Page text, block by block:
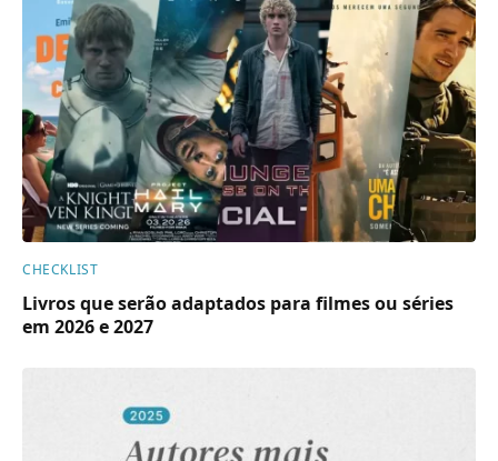
CHECKLIST
Livros que serão adaptados para filmes ou séries
em 2026 e 2027